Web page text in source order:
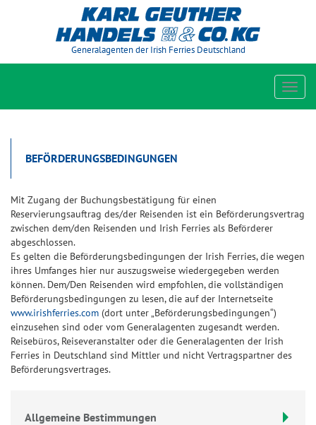
Generalagenten der Irish Ferries Deutschland
BEFÖRDERUNGSBEDINGUNGEN
Mit Zugang der Buchungsbestätigung für einen
Reservierungsauftrag des/der Reisenden ist ein Beförderungsvertrag
zwischen dem/den Reisenden und Irish Ferries als Beförderer
abgeschlossen.
Es gelten die Beförderungsbedingungen der Irish Ferries, die wegen
ihres Umfanges hier nur auszugsweise wiedergegeben werden
können. Dem/Den Reisenden wird empfohlen, die vollständigen
Beförderungsbedingungen zu lesen, die auf der Internetseite
www.irishferries.com (dort unter „Beförderungsbedingungen“)
einzusehen sind oder vom Generalagenten zugesandt werden.
Reisebüros, Reiseveranstalter oder die Generalagenten der Irish
Ferries in Deutschland sind Mittler und nicht Vertragspartner des
Beförderungsvertrages.
Allgemeine Bestimmungen